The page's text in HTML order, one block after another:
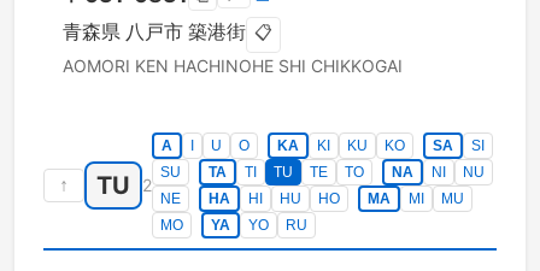
青森県 八戸市 築港街 📋
AOMORI KEN HACHINOHE SHI CHIKKOGAI
↑ TU 2
A U O KA KI KU KO SA
SI
SU
TA TI TU TE TO NA NI
NU
NE
HA HI HU HO MA MI
MU
MO
YA YO RU